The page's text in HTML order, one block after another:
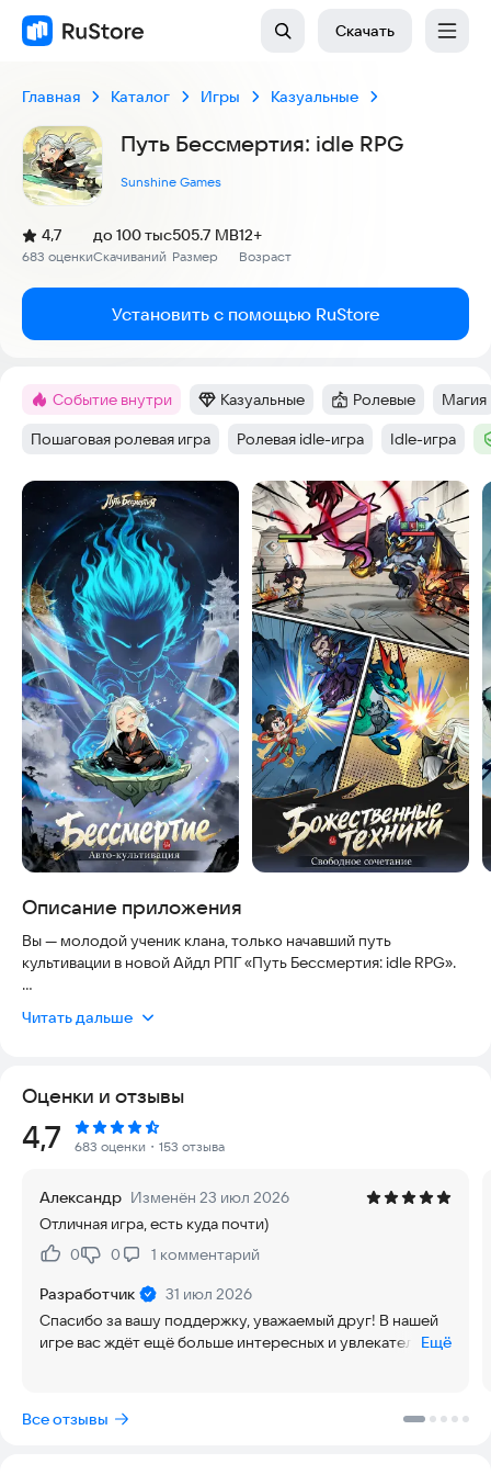
Скачать
Главная Каталог Игры Казуальные
Путь Бессмертия: idle RPG
Sunshine Games
Рейтинг:
4,7
(
683 оценки
)
Скачиваний
до 100 тыс
Размер
505.7 MB
Возраст
12+
Установить с помощью RuStore
Метка:
Событие внутри Категория:
Казуальные Категория:
Ролевые Тег:
Магия
Тег:
Пошаговая ролевая игра Тег:
Ролевая idle-игра Тег:
Idle-игра
Скриншоты
Описание приложения
Вы — молодой ученик клана, только начавший путь
культивации в новой Айдл РПГ «Путь Бессмертия: idle RPG».
экипировку, проходите испытания и знакомьтесь с другими
Это не просто РПГ — это симулятор культивации с
элементами Idle и кликера, где вас ждёт бесконечная
прокачка, автоматический бой и награды даже в АФК.
Здесь вы ощутите восторг от бесконечного открытия
сундуков и погрузитесь в неповторимую атмосферу мира
Сянся.
Милые друзья-бессмертные, вы можете заранее найти нашу
игру «Путь Бессмертия: Idle RPG» в VK и TG, чтобы первыми
получать все свежие новости и информацию!
создаёте всё более редкие и ценные артефакты.
Читать дальше
Оценки и отзывы
Рейтинг:
4,7 683 оценки ・153 отзыва
Александр Изменён 23 июл 2026
Отличная игра, есть куда почти)
Нравится:
0Не нравится:
0 1 комментарий
Разработчик
31 июл 2026
Спасибо за вашу поддержку, уважаемый друг! В нашей
игре вас ждёт ещё больше интересных и увлекательных
совершенствования.
Ещё
Все отзывы